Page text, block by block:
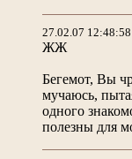
27.02.07 12:48:58
ЖЖ
Бегемот, Вы
мучаюсь,
одного
полезны для